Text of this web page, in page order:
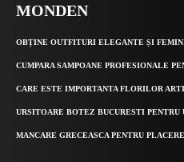
MONDEN
OBȚINE OUTFITURI ELEGANTE ȘI
CUMPARA SAMPOANE PROFESIONALE
CARE ESTE IMPORTANTA FLORILOR
URSITOARE BOTEZ BUCURESTI PENTRU
MANCARE GRECEASCA PENTRU